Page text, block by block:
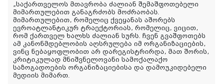
„საქართველოს მთავრობა ძალიან შემაშფოთებელი
მიმართულებით განაგრძობს მოძრაობას.
მიმართულებით, რომელიც ქვეყანას აშორებს
ევროატლანტიკურ ტრაექტორიას, რომელიც, ვიცით,
რომ ქართველ ხალხს ძალიან სურს. ჩვენ გვაშფოთებს
ამ კანონმდებლობის აღსრულება იმ ორგანიზაციების,
ვინც ნებაყოფლობით არ დარეგისტრირდა, მათ შორის,
კრიტიკულად მნიშვნელოვანი სამოქალაქო
საზოგადოების ორგანიზაციებისა და დამოუკიდებელი
მედიის მიმართ.